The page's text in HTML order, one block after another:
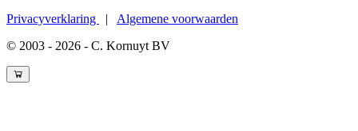
Privacyverklaring
Algemene voorwaarden
© 2003 - 2026 - C. Kornuyt BV